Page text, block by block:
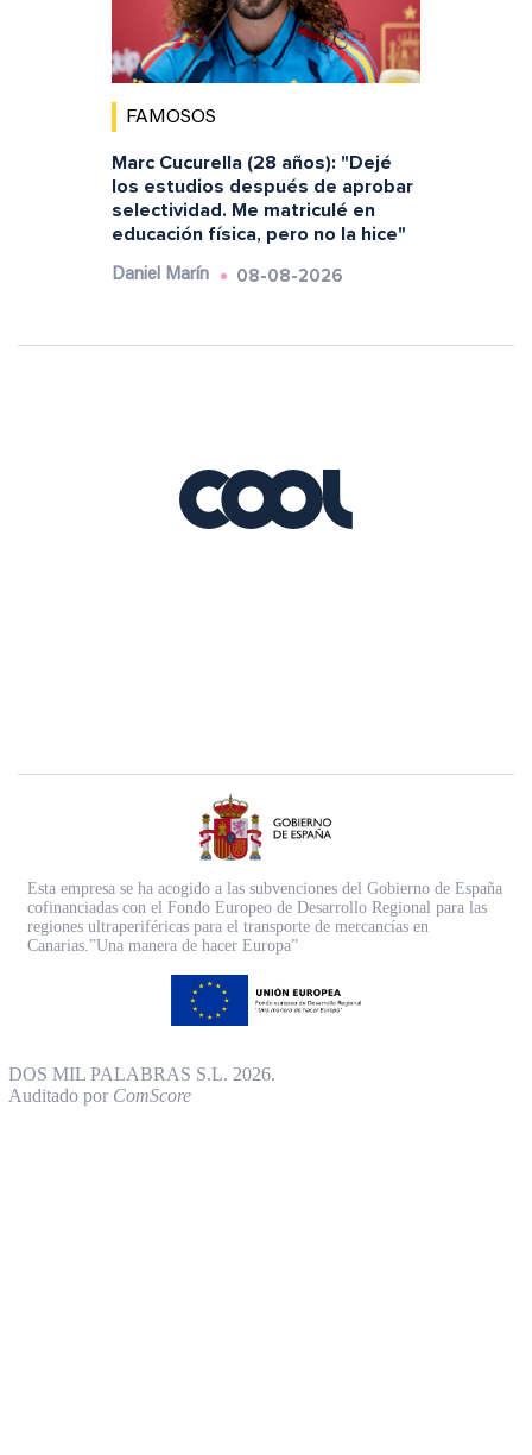
FAMOSOS
Marc Cucurella (28 años): "Dejé
los estudios después de aprobar
selectividad. Me matriculé en
educación física, pero no la hice"
Daniel Marín 08-08-2026
Esta empresa se ha acogido a las subvenciones del Gobierno de España
cofinanciadas con el Fondo Europeo de Desarrollo Regional para las
regiones ultraperiféricas para el transporte de mercancías en
Canarias.”Una manera de hacer Europa”
DOS MIL PALABRAS S.L. 2026.
Auditado por ComScore